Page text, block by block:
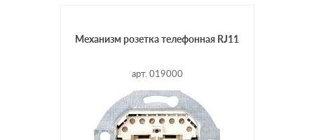
Механизм розетка телефонная RJ11
арт. 019000